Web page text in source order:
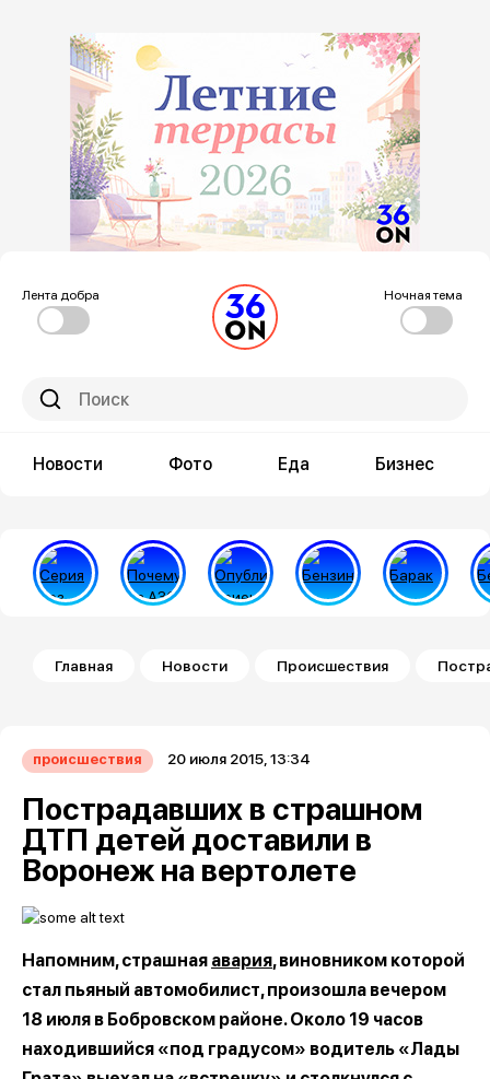
Лента добра Ночная тема
Новости Фото Еда Бизнес
Строка навигации
Главная Новости Происшествия
происшествия 20 июля 2015, 13:34
Пострадавших в страшном
ДТП детей доставили в
Воронеж на вертолете
Напомним, страшная авария, виновником которой
стал пьяный автомобилист, произошла вечером
18 июля в Бобровском районе. Около 19 часов
находившийся «под градусом» водитель «Лады